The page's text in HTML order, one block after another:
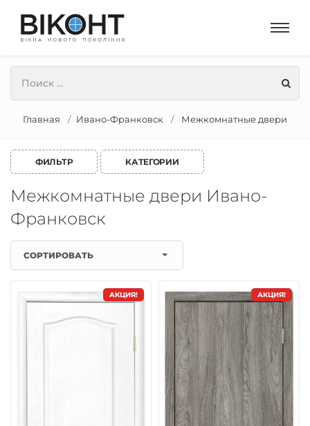
Главная Ивано-Франковск Межкомнатные двери
ФИЛЬТР КАТЕГОРИИ
Межкомнатные двери Ивано-
Франковск
СОРТИРОВАТЬ
АКЦИЯ! АКЦИЯ!